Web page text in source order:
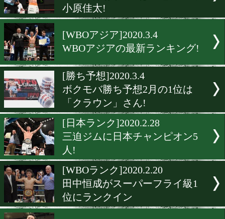
最新OPBFランキング!動き
し。
[WBCランク]2020.3.14
全17階級に40カ国のボクサ
ランクイン
[IBFランク]2020.3.11
今月は14位に注目!IBF最新
キング
[月間賞]2020.3.4
2月の月間賞MVPは三迫ジ
小原佳太!